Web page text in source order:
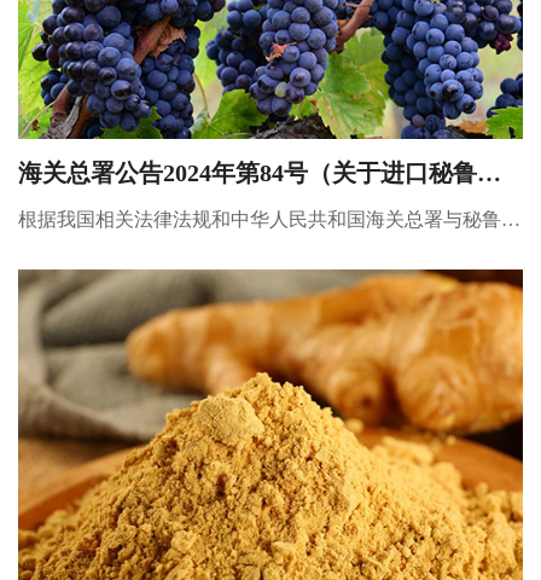
海关总署公告2024年第84号（关于进口秘鲁鲜
食葡萄植物检疫要求的公告）
根据我国相关法律法规和中华人民共和国海关总署与秘鲁共
的规定，即日起，允许符合以下相关要求的秘鲁鲜食葡萄进
口。